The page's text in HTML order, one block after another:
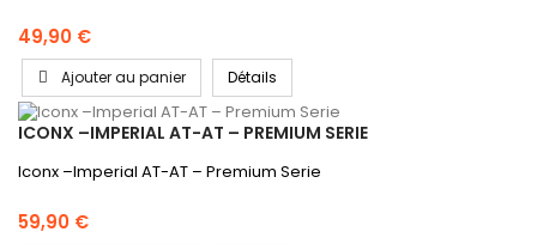
49,90 €
Ajouter au panier Détails
ICONX –IMPERIAL AT-AT – PREMIUM SERIE
Iconx –Imperial AT-AT – Premium Serie
59,90 €